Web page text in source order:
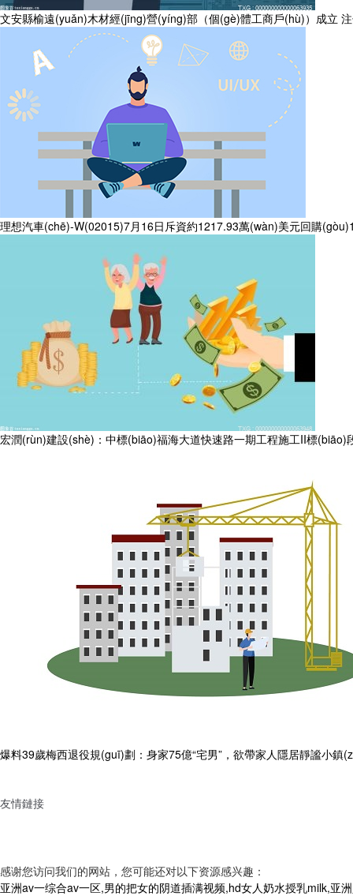
文安縣榆遠(yuǎn)木材經(jīng)營(yíng)部（個(gè)體工商戶(hù)）成立
理想汽車(chē)-W(02015)7月16日斥資約1217.93萬(wàn)美元回購
宏潤(rùn)建設(shè)：中標(biāo)福海大道快速路一期工程施工II標(biāo)
爆料39歲梅西退役規(guī)劃：身家75億“宅男”，欲帶家人隱居靜謐小鎮
友情鏈接
感谢您访问我们的网站，您可能还对以下资源感兴趣：
亚洲av一综合av一区,男的把女的阴道插满视频,hd女人奶水授乳milk,亚